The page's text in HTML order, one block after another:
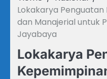
Lokakarya
dan Manajerial untuk
Jayabaya
Lokakarya